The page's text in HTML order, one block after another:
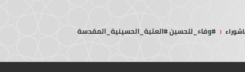
: #وفاء_للحسين #العتبة_الحسينية_المقدسة